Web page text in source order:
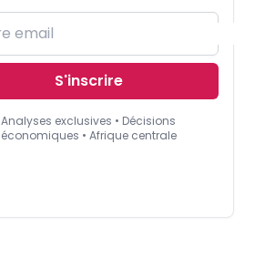
S'inscrire
Analyses exclusives • Décisions
économiques • Afrique centrale